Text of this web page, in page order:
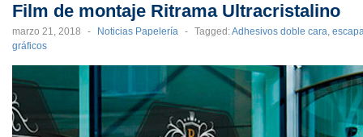
Film de montaje Ritrama Ultracristalino
marzo 21, 2018 - Noticias Papelería - Tagged:Adhesivos doble cara,
gráficos